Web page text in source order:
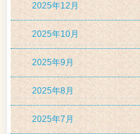
2025年12月
2025年10月
2025年9月
2025年8月
2025年7月